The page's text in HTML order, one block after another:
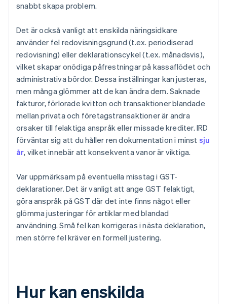
snabbt skapa problem.
Det är också vanligt att enskilda näringsidkare
använder fel redovisningsgrund (t.ex. periodiserad
redovisning) eller deklarationscykel (t.ex. månadsvis),
vilket skapar onödiga påfrestningar på kassaflödet och
administrativa bördor. Dessa inställningar kan justeras,
men många glömmer att de kan ändra dem. Saknade
fakturor, förlorade kvitton och transaktioner blandade
mellan privata och företagstransaktioner är andra
orsaker till felaktiga anspråk eller missade krediter. IRD
förväntar sig att du håller ren dokumentation i minst sju
år, vilket innebär att konsekventa vanor är viktiga.
Var uppmärksam på eventuella misstag i GST-
deklarationer. Det är vanligt att ange GST felaktigt,
göra anspråk på GST där det inte finns något eller
glömma justeringar för artiklar med blandad
användning. Små fel kan korrigeras i nästa deklaration,
men större fel kräver en formell justering.
Hur kan enskilda